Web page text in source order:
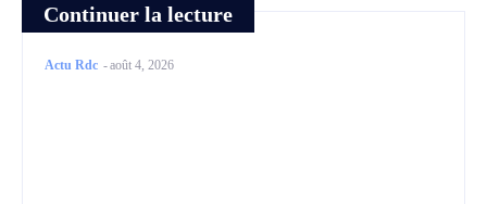
Continuer la lecture
Actu Rdc -août 4, 2026